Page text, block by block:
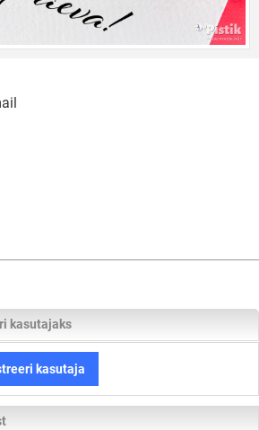
kasutajaks
kasutaja